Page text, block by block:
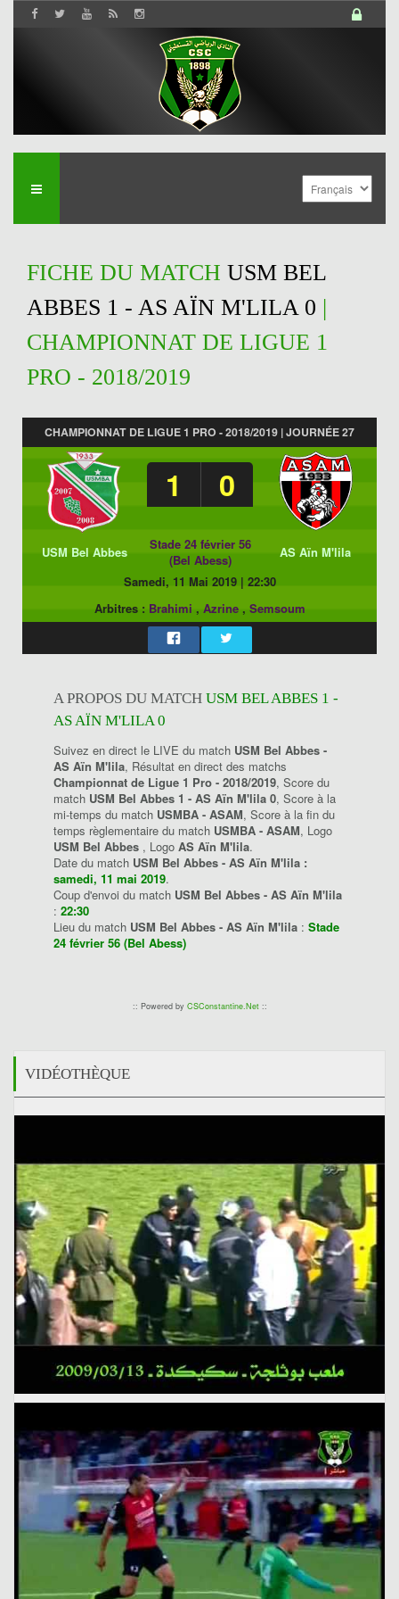
FICHE DU MATCH USM BEL
ABBES 1 - AS AÏN M'LILA 0 |
CHAMPIONNAT DE LIGUE 1
PRO - 2018/2019
CHAMPIONNAT DE LIGUE 1 PRO - 2018/2019 | JOURNÉE 27
1 0
USM Bel Abbes
Stade 24 février 56
(Bel Abess)
AS Aïn M'lila
Samedi, 11 Mai 2019| 22:30
Arbitres : Brahimi , Azrine, Semsoum
A PROPOS DU MATCH USM BEL ABBES 1 -
AS AÏN M'LILA 0
Suivez en direct le LIVE du match USM Bel Abbes -
AS Aïn M'lila, Résultat en direct des matchs
Championnat de Ligue 1 Pro - 2018/2019, Score du
match USM Bel Abbes 1 - AS Aïn M'lila 0, Score à la
mi-temps du match USMBA - ASAM, Score à la fin du
temps règlementaire du match USMBA - ASAM, Logo
USM Bel Abbes , Logo AS Aïn M'lila.
Date du match USM Bel Abbes - AS Aïn M'lila :
samedi, 11 mai 2019.
Coup d'envoi du match USM Bel Abbes - AS Aïn M'lila
: 22:30
Lieu du match USM Bel Abbes - AS Aïn M'lila : Stade
24 février 56 (Bel Abess)
:: Powered by CSConstantine.Net::
VIDÉOTHÈQUE